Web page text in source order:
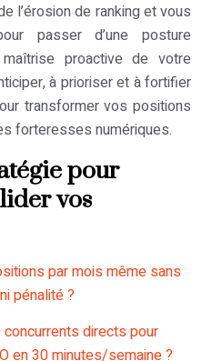
l’érosion de ranking et vous
passer d’une posture
proactive de votre
à prioriser et à fortifier
transformer vos positions
forteresses numériques.
pour
vos
par mois même sans
pénalité ?
directs pour
en 30 minutes/semaine ?